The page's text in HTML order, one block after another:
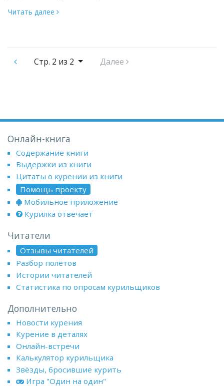
Читать далее
Стр. 2 из 2 Далее
Онлайн-книга
Содержание книги
Выдержки из книги
Цитаты о курении из книги
Помощь проекту
Мобильное приложение
Курилка отвечает
Читатели
Отзывы читателей
Разбор полётов
Истории читателей
Статистика по опросам курильщиков
Дополнительно
Новости курения
Курение в деталях
Онлайн-встречи
Калькулятор курильщика
Звёзды, бросившие курить
Игра "Один на один"